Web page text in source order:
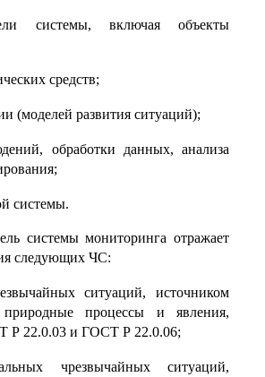
системы, включая объекты
средств;
(моделей развития ситуаций);
обработки данных, анализа
системы.
системы мониторинга отражает
следующих ЧС:
ситуаций, источником
процессы и явления,
Р 22.0.03 и ГОСТ Р 22.0.06;
чрезвычайных ситуаций,